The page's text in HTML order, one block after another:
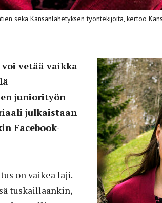
sekä Kansanlähetyksen työntekijöitä, kertoo
vetää vaikka
juniorityön
julkaistaan
Facebook-
on vaikea laji.
tuskaillaankin,